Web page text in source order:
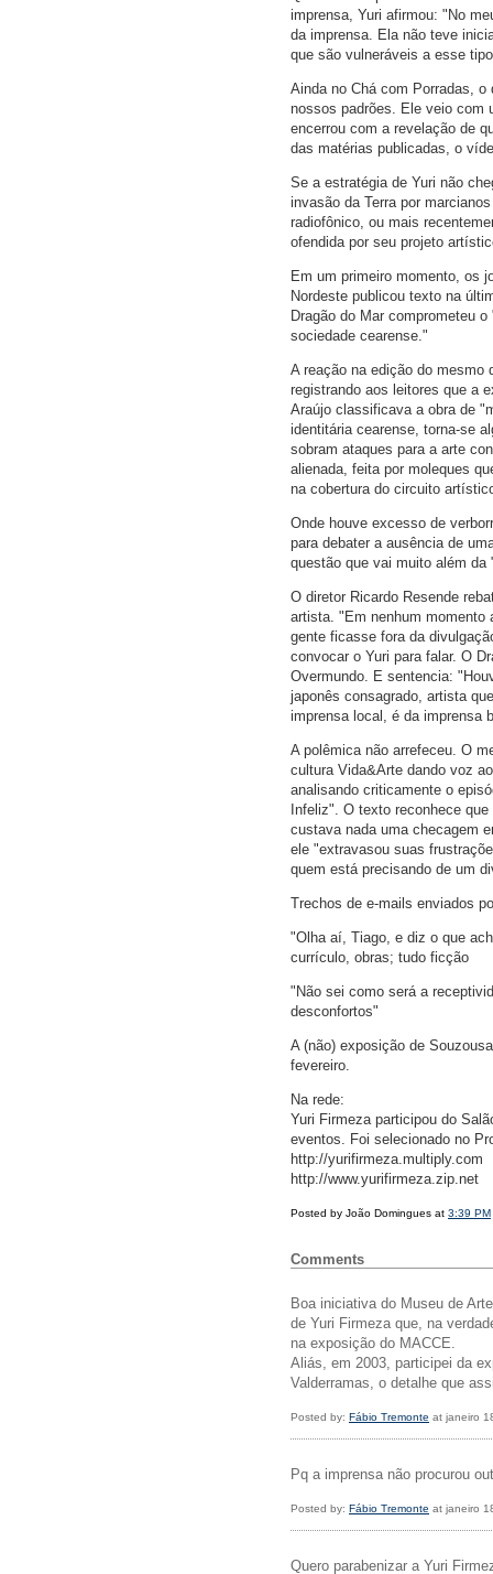
imprensa, Yuri afirmou: "No
da imprensa. Ela não teve
que são vulneráveis a esse
Ainda no Chá com Porradas,
nossos padrões. Ele veio com
encerrou com a revelação de
das matérias publicadas, o
Se a estratégia de Yuri não
invasão da Terra por
radiofônico, ou mais
ofendida por seu projeto
Em um primeiro momento, os
Nordeste publicou texto na
Dragão do Mar comprometeu
sociedade cearense."
A reação na edição do
registrando aos leitores que a
Araújo classificava a obra de
identitária cearense, torna-se
sobram ataques para a arte
alienada, feita por moleques
na cobertura do circuito
Onde houve excesso de
para debater a ausência de
questão que vai muito além
O diretor Ricardo Resende
artista. "Em nenhum momento
gente ficasse fora da
convocar o Yuri para falar. O
Overmundo. E sentencia:
japonês consagrado, artista
imprensa local, é da imprensa
A polêmica não arrefeceu. O
cultura Vida&Arte dando voz
analisando criticamente o
Infeliz". O texto reconhece
custava nada uma checagem
ele "extravasou suas
quem está precisando de um
Trechos de e-mails enviados
"Olha aí, Tiago, e diz o que
currículo, obras; tudo ficção
"Não sei como será a
desconfortos"
A (não) exposição de
fevereiro.
Na rede:
Yuri Firmeza participou do
eventos. Foi selecionado no
http://yurifirmeza.multiply.com
http://www.yurifirmeza.zip.net
Posted by João Domingues at 3:39 PM
Comments
Boa iniciativa do Museu de
de Yuri Firmeza que, na
na exposição do MACCE.
Aliás, em 2003, participei da
Valderramas, o detalhe que
Posted by: Fábio Tremonte at janeiro
Pq a imprensa não procurou
Posted by: Fábio Tremonte at janeiro
Quero parabenizar a Yuri